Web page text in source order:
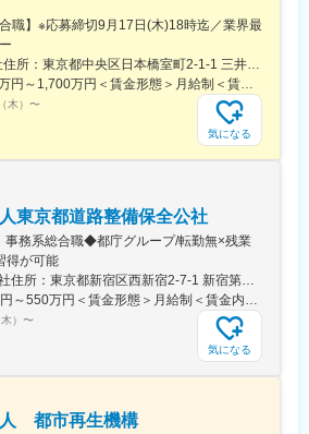
職】※応募締切9月17日(木)18時迄／業界最
木） 〜
気になる
東京都道路整備保全公社
事務系総合職◆都庁グループ/転勤無×残業
得が可能
） 〜
気になる
都市再生機構